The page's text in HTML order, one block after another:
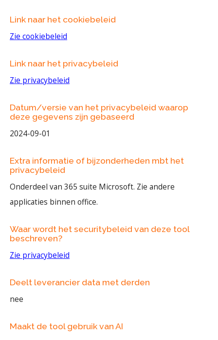
Link naar het cookiebeleid
Zie cookiebeleid
Link naar het privacybeleid
Zie privacybeleid
Datum/versie van het privacybeleid waarop
deze gegevens zijn gebaseerd
2024-09-01
Extra informatie of bijzonderheden mbt het
privacybeleid
Onderdeel van 365 suite Microsoft. Zie andere
applicaties binnen office.
Waar wordt het securitybeleid van deze tool
beschreven?
Zie privacybeleid
Deelt leverancier data met derden
nee
Maakt de tool gebruik van AI